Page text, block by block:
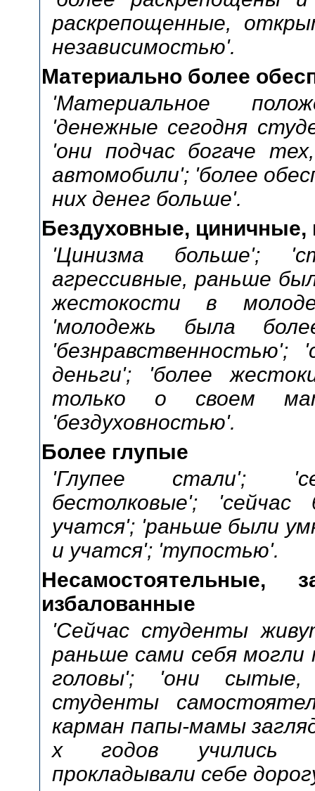
раскрепощенные,
независимостью'.
Материально более
'Материальное
'денежные сегодня
'они подчас богаче
автомобили'; 'более
них денег больше'.
Бездуховные, циничные,
'Цинизма больше';
агрессивные, раньше
жестокости в
'молодежь была
деньги'; 'более
только о своем
'бездуховностью'.
Более глупые
'Глупее стали';
бестолковые';
учатся'; 'раньше были
и учатся'; 'тупостью'.
Несамостоятельные,
избалованные
'Сейчас студенты
раньше сами себя могли
головы'; 'они сытые,
студенты
карман папы-мамы
х годов учились
прокладывали себе